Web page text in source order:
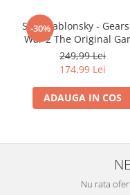
-30%
Steve Jablonsky -
War 2 The Original
Soundtrack, (Disc Vinil)
249,99 Lei
174,99 Lei
ADAUGA IN COS
Nu rata